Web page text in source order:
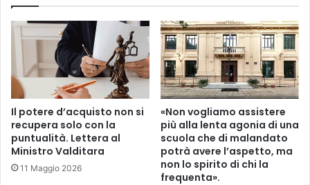
Il potere d’acquisto non si
recupera solo con la
puntualità. Lettera al
Ministro Valditara
11 Maggio 2026
«Non vogliamo assistere
più alla lenta agonia di una
scuola che di malandato
potrà avere l’aspetto, ma
non lo spirito di chi la
frequenta».